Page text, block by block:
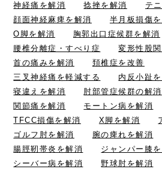
神経痛を解消
捻挫を解消
テ
顔面神経麻痺を解消
半月板損傷
O脚を解消
胸郭出口症候群を解消
腰椎分離症・すべり症
変形性股
首の痛みを解消
頚椎症を改善
三叉神経痛を軽減する
内反小趾
寝違えを解消
肘部管症候群の解消
関節痛を解消
モートン病を解消
TFCC損傷を解消
X脚を解消
ゴルフ肘を解消
腕の痺れを解消
腸脛靭帯炎を解消
ジャンパー膝
シーバー病を解消
野球肘を解消